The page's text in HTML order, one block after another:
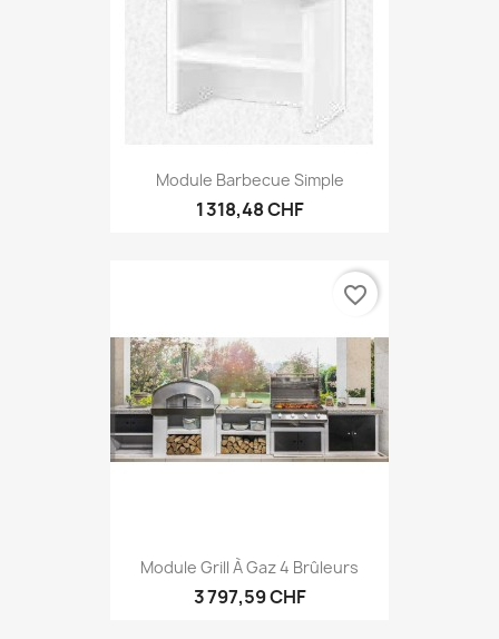
Module Barbecue Simple
1 318,48 CHF
Module Grill À Gaz 4 Brûleurs
3 797,59 CHF
favorite_border